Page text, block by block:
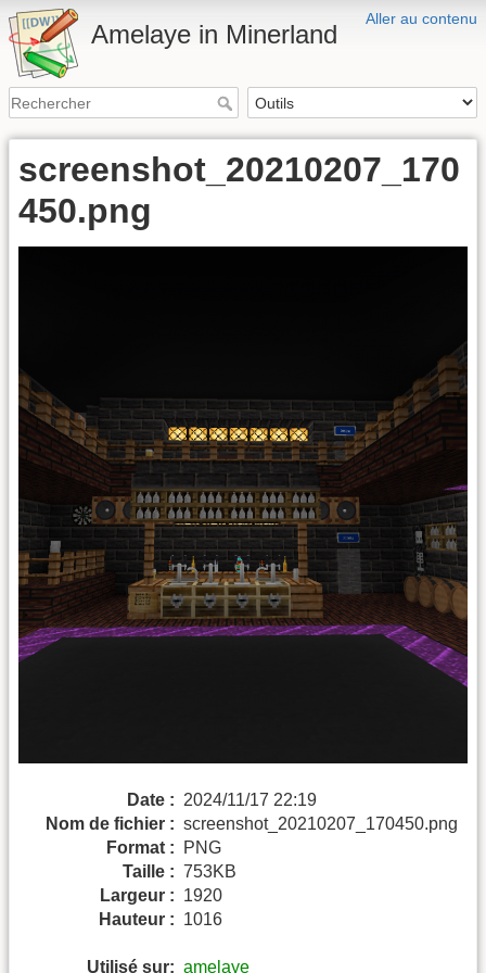
Aller au contenu
Amelaye in Minerland
screenshot_20210207_170
450.png
Date : 2024/11/17 22:19
Nom de fichier : screenshot_20210207_170450.png
Format :
PNG
Taille : 753KB
Largeur : 1920
Hauteur : 1016
Utilisé sur: amelaye